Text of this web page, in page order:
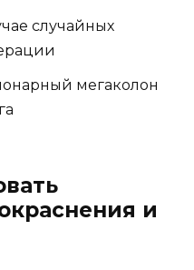
случайных
мегаколон
и